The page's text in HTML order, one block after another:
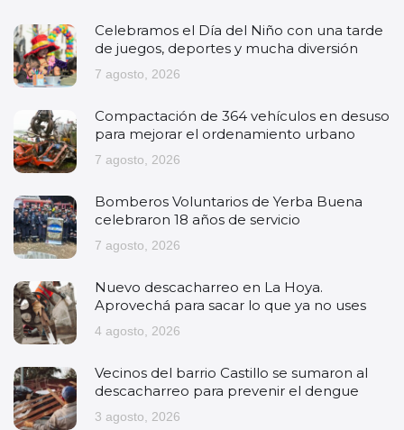
Celebramos el Día del Niño con una tarde
de juegos, deportes y mucha diversión
7 agosto, 2026
Compactación de 364 vehículos en desuso
para mejorar el ordenamiento urbano
7 agosto, 2026
Bomberos Voluntarios de Yerba Buena
celebraron 18 años de servicio
7 agosto, 2026
Nuevo descacharreo en La Hoya.
Aprovechá para sacar lo que ya no uses
4 agosto, 2026
Vecinos del barrio Castillo se sumaron al
descacharreo para prevenir el dengue
3 agosto, 2026